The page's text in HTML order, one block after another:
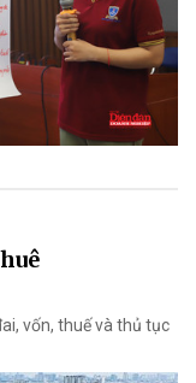
vốn, thuế và thủ tục